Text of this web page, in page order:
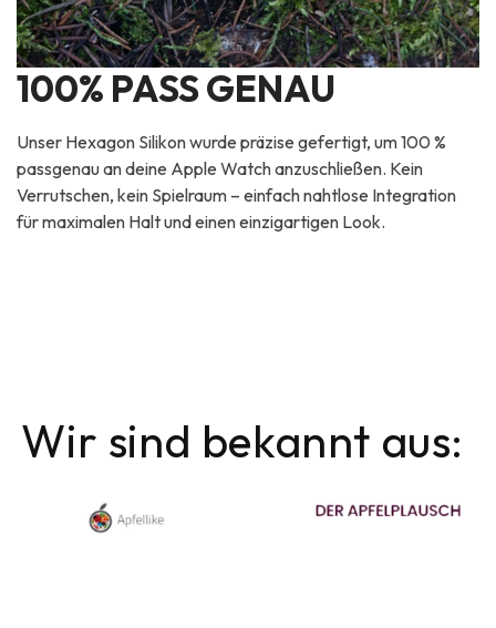
100% PASS GENAU
Unser Hexagon Silikon wurde präzise gefertigt, um 100 %
passgenau an deine Apple Watch anzuschließen. Kein
Verrutschen, kein Spielraum – einfach nahtlose Integration
für maximalen Halt und einen einzigartigen Look.
Wir sind bekannt aus: